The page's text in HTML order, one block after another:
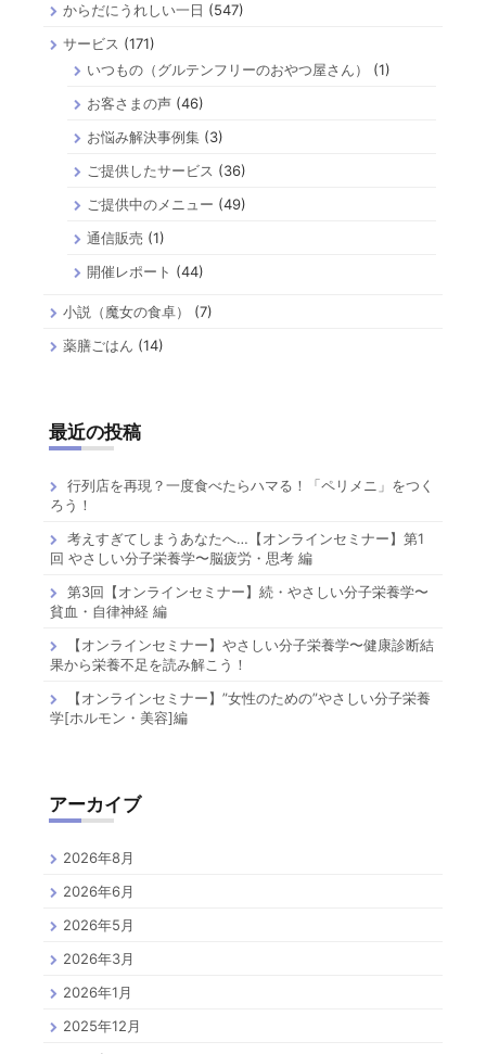
からだにうれしい一日 (547)
サービス (171)
いつもの（グルテンフリーのおやつ屋さん）
(1)
お客さまの声 (46)
お悩み解決事例集 (3)
ご提供したサービス (36)
ご提供中のメニュー (49)
通信販売 (1)
開催レポート (44)
小説（魔女の食卓）
(7)
薬膳ごはん (14)
最近の投稿
行列店を再現？一度食べたらハマる！「ペリメニ」をつく
ろう！
考えすぎてしまうあなたへ…【オンラインセミナー】第1
回 やさしい分子栄養学〜脳疲労・思考 編
第3回【オンラインセミナー】続・やさしい分子栄養学〜
貧血・自律神経 編
【オンラインセミナー】やさしい分子栄養学〜健康診断結
果から栄養不足を読み解こう！
【オンラインセミナー】”女性のための”やさしい分子栄養
学[ホルモン・美容]編
アーカイブ
2026年8月
2026年6月
2026年5月
2026年3月
2026年1月
2025年12月